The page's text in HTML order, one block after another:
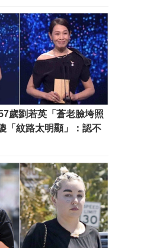
歲劉若英「蒼老臉垮照
紋路太明顯」：認不